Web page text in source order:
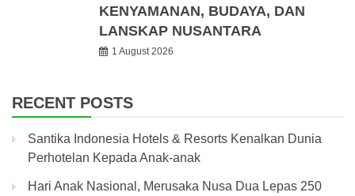
KENYAMANAN, BUDAYA, DAN
LANSKAP NUSANTARA
1 August 2026
RECENT POSTS
Santika Indonesia Hotels & Resorts Kenalkan Dunia
Perhotelan Kepada Anak-anak
Hari Anak Nasional, Merusaka Nusa Dua Lepas 250